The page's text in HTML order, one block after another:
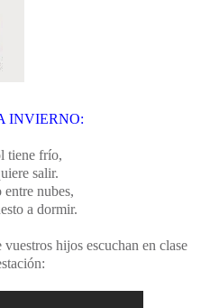
INVIERNO:
tiene frío,
salir.
nubes,
a dormir.
hijos escuchan en clase